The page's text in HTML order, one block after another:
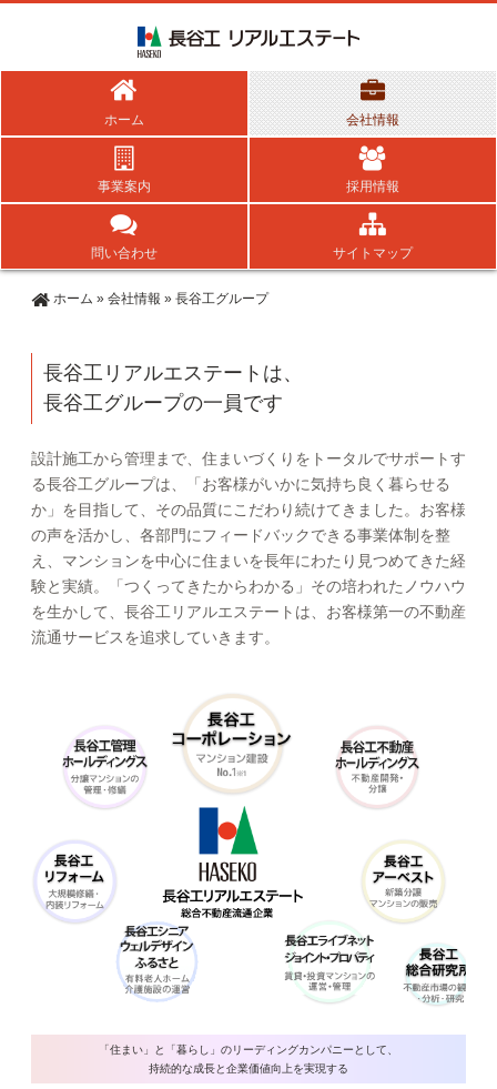
ホーム 会社情報
事業案内 採用情報
問い合わせ サイトマップ
ホーム » 会社情報 » 長谷工グループ
長谷工リアルエステートは、
長谷工グループの一員です
設計施工から管理まで、住まいづくりをトータルでサポートす
る長谷工グループは、「お客様がいかに気持ち良く暮らせる
か」を目指して、その品質にこだわり続けてきました。お客様
の声を活かし、各部門にフィードバックできる事業体制を整
え、マンションを中心に住まいを長年にわたり見つめてきた経
験と実績。「つくってきたからわかる」その培われたノウハウ
を生かして、長谷工リアルエステートは、お客様第一の不動産
流通サービスを追求していきます。
「住まい」と「暮らし」のリーディングカンパニーとして、
持続的な成長と企業価値向上を実現する